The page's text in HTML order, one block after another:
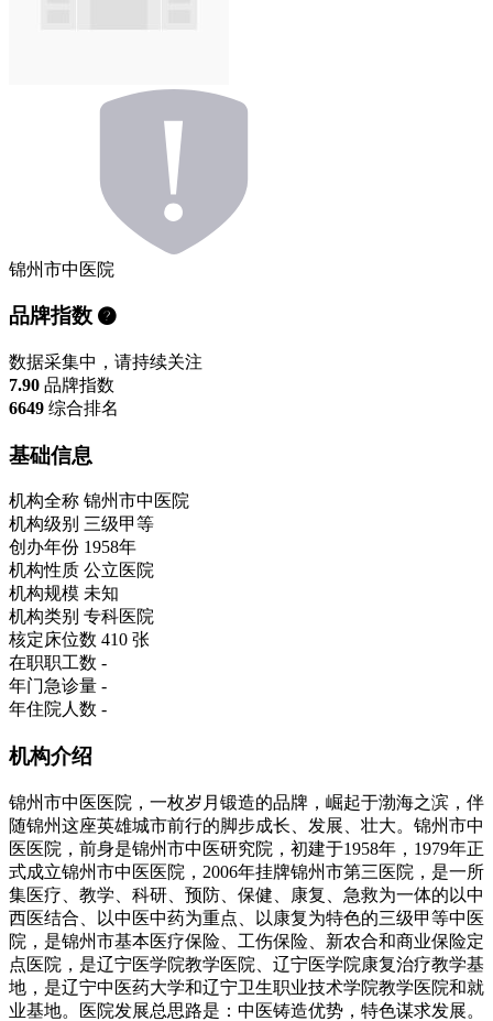
锦州市中医院
品牌指数
数据采集中，请持续关注
7.90 品牌指数
6649 综合排名
基础信息
机构全称 锦州市中医院
机构级别 三级甲等
创办年份 1958年
机构性质 公立医院
机构规模 未知
机构类别 专科医院
核定床位数 410 张
在职职工数 -
年门急诊量 -
年住院人数 -
机构介绍
锦州市中医医院，一枚岁月锻造的品牌，崛起于渤海之滨，伴
随锦州这座英雄城市前行的脚步成长、发展、壮大。锦州市中
医医院，前身是锦州市中医研究院，初建于1958年，1979年正
式成立锦州市中医医院，2006年挂牌锦州市第三医院，是一所
集医疗、教学、科研、预防、保健、康复、急救为一体的以中
西医结合、以中医中药为重点、以康复为特色的三级甲等中医
院，是锦州市基本医疗保险、工伤保险、新农合和商业保险定
点医院，是辽宁医学院教学医院、辽宁医学院康复治疗教学基
地，是辽宁中医药大学和辽宁卫生职业技术学院教学医院和就
业基地。医院发展总思路是：中医铸造优势，特色谋求发展。